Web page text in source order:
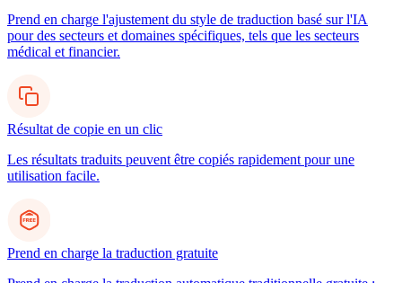
Prend en charge l'ajustement du style de traduction basé sur l'IA
pour des secteurs et domaines spécifiques, tels que les secteurs
médical et financier.
Résultat de copie en un clic
Les résultats traduits peuvent être copiés rapidement pour une
utilisation facile.
Prend en charge la traduction gratuite